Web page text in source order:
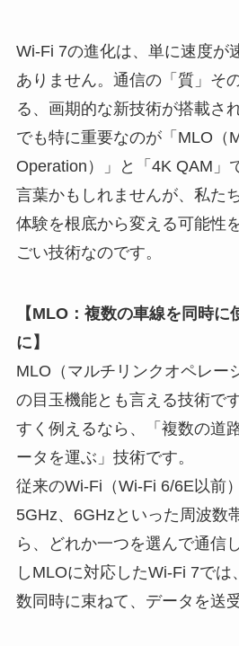
Wi-Fi 7の進化は、単に速度が
ありません。通信の「質」そ
る、画期的な新技術が搭載さ
でも特に重要なのが「MLO（
Operation）」と「4K QAM」
言葉かもしれませんが、私た
体験を根底から変える可能性
ごい技術なのです。
【MLO：複数の車線を同時に
に】
MLO（マルチリンクオペレー
の目玉機能とも言える技術で
すく例えるなら、「複数の道
ータを運ぶ」技術です。
従来のWi-Fi（Wi-Fi 6/6E以前
5GHz、6GHzといった周波数
ら、どれか一つを選んで通信
しMLOに対応したWi-Fi 7で
数同時に束ねて、データを送